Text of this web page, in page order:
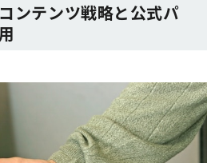
ンテンツ戦略と公式パ